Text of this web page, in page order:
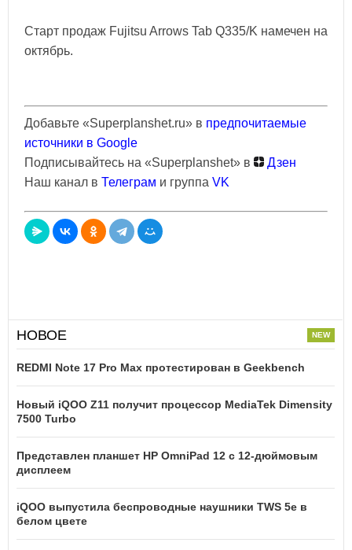
Старт продаж Fujitsu Arrows Tab Q335/K намечен на
октябрь.
Добавьте «Superplanshet.ru» в предпочитаемые
источники в Google
Подписывайтесь на «Superplanshet» в
Дзен
Наш канал в Телеграм и группа VK
НОВОЕ
REDMI Note 17 Pro Max протестирован в Geekbench
Новый iQOO Z11 получит процессор MediaTek Dimensity
7500 Turbo
Представлен планшет HP OmniPad 12 с 12-дюймовым
дисплеем
iQOO выпустила беспроводные наушники TWS 5e в
белом цвете